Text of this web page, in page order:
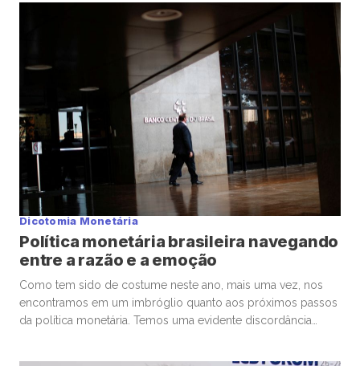
após agentes de mercado se debruçarem sobre estrutura
Dicotomia Monetária
Política monetária brasileira navegando
entre a razão e a emoção
Como tem sido de costume neste ano, mais uma vez, nos
encontramos em um imbróglio quanto aos próximos passos
da política monetária. Temos uma evidente discordância